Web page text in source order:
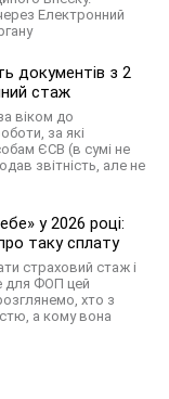
Електронний
документів з 2
стаж
віком до
за які
ЄСВ (в сумі не
звітність, але не
у 2026 році:
таку сплату
страховий стаж і
для ФОП цей
хто з
а кому вона